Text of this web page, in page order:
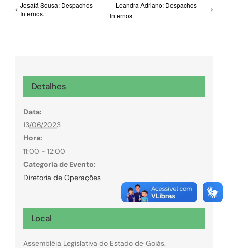
Josafá Sousa: Despachos
Internos.
Leandra Adriano: Despachos
Internos.
Detalhes
Data:
13/06/2023
Hora:
11:00 - 12:00
Categoria de Evento:
Diretoria de Operações
Local
Assembléia Legislativa do Estado de Goiás.